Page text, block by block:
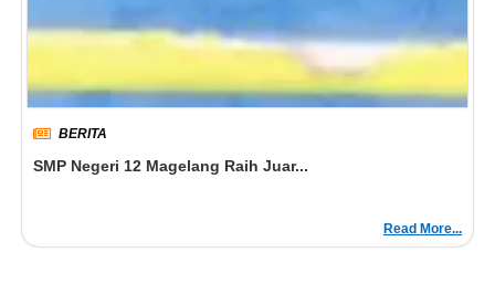
BERITA
SMP Negeri 12 Magelang Raih Juar...
Read More...